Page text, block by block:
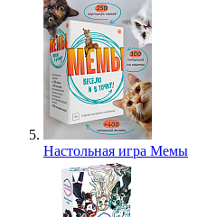
Настольная игра Мемы